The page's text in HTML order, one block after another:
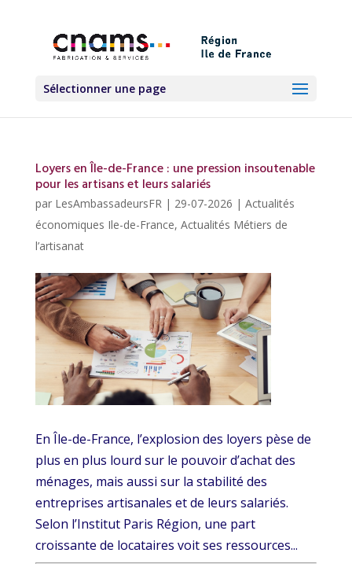
Sélectionner une page
Loyers en Île-de-France : une pression insoutenable
pour les artisans et leurs salariés
par LesAmbassadeursFR| 29-07-2026 | Actualités
économiques Ile-de-France, Actualités Métiers de
l’artisanat
En Île-de-France, l’explosion des loyers pèse de
plus en plus lourd sur le pouvoir d’achat des
ménages, mais aussi sur la stabilité des
entreprises artisanales et de leurs salariés.
Selon l’Institut Paris Région, une part
croissante de locataires voit ses ressources...